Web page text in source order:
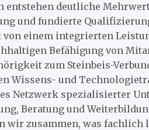
entstehen deutliche
und fundierte
einem integrierten
Befähigung von
zum Steinbeis-
Wissens- und
Netzwerk spezialisierter
Beratung und
wir zusammen, was fachlich